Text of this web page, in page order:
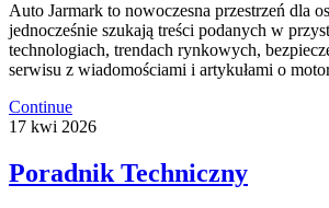
Auto Jarmark to nowoczesna przestrzeń dla
jednocześnie szukają treści podanych w
technologiach, trendach rynkowych,
serwisu z wiadomościami i artykułami o
Continue
17 kwi 2026
Poradnik Techniczny